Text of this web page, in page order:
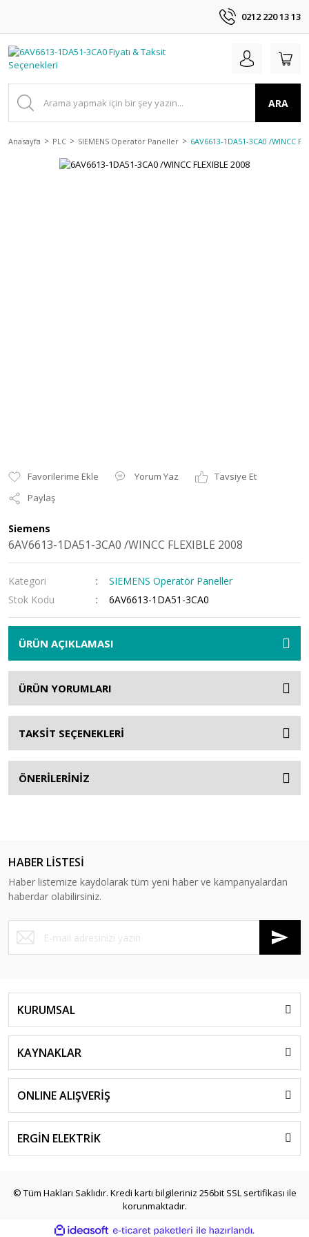
0212 220 13 13
ARA
Anasayfa PLC SIEMENS Operatör Paneller 6AV6613-1DA51-3CA0 /WINCC
Yorum Yaz
Tavsiye Et
Paylaş
Siemens
6AV6613-1DA51-3CA0 /WINCC FLEXIBLE 2008
Kategori
SIEMENS Operatör Paneller
Stok Kodu
6AV6613-1DA51-3CA0
ÜRÜN AÇIKLAMASI
ÜRÜN YORUMLARI
TAKSİT SEÇENEKLERİ
ÖNERİLERİNİZ
HABER LİSTESİ
Haber listemize kaydolarak tüm yeni haber ve kampanyalardan
haberdar olabilirsiniz.
KURUMSAL
KAYNAKLAR
ONLINE ALIŞVERİŞ
ERGİN ELEKTRİK
© Tüm Hakları Saklıdır. Kredi kartı bilgileriniz 256bit SSL sertifikası ile
korunmaktadır.
ideasoft e-